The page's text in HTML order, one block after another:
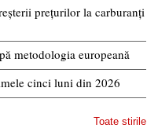
prețurilor la carburanți
metodologia europeană
cinci luni din 2026
Toate stirile